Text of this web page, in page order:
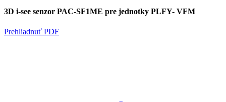
3D i-see senzor PAC-SF1ME pre jednotky PLFY- VFM
Prehliadnuť PDF